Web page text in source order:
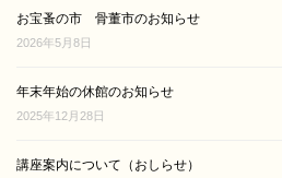
お宝蚤の市 骨董市のお知らせ
2026年5月8日
年末年始の休館のお知らせ
2025年12月28日
講座案内について（おしらせ）